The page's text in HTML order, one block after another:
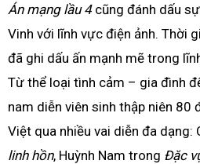
Án mạng lầu 4 cũng đánh dấu
Vinh với lĩnh vực điện ảnh. Thời
đã ghi dấu ấn mạnh mẽ trong
Từ thể loại tình cảm – gia đình
nam diễn viên sinh thập niên 80
Việt qua nhiều vai diễn đa dạng:
linh hồn, Huỳnh Nam trong Đặc